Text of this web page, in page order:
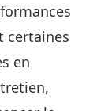
certaines
en